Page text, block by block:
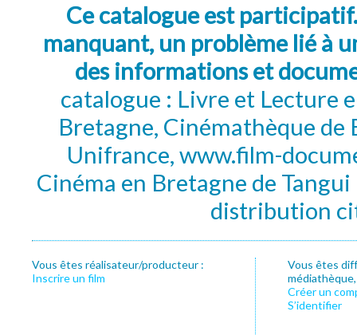
Ce catalogue est
manquant, un problème lié à
des informations et
catalogue : Livre et Lecture
Bretagne, Cinémathèque de
Unifrance, www.film-
Cinéma en Bretagne de
distribution
Vous êtes réalisateur/producteur :
Inscrire un film
Vous êtes
Créer un
S’identifier